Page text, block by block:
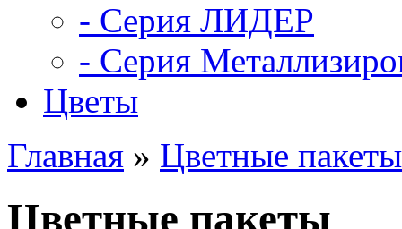
- Серия ЛИДЕР
- Серия
Цветы
Главная » Цветные пакеты
Цветные пакеты